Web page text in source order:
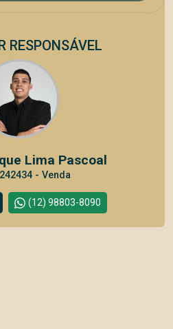
RESPONSÁVEL
Lima Pascoal
- Venda
(12) 98803-8090